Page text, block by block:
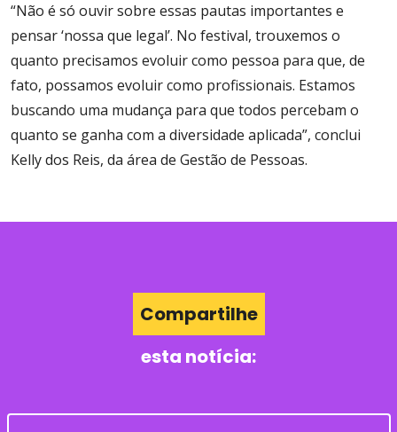
“Não é só ouvir sobre essas pautas importantes e
pensar ‘nossa que legal’. No festival, trouxemos o
quanto precisamos evoluir como pessoa para que, de
fato, possamos evoluir como profissionais. Estamos
buscando uma mudança para que todos percebam o
quanto se ganha com a diversidade aplicada”, conclui
Kelly dos Reis, da área de Gestão de Pessoas.
Compartilhe
esta notícia: